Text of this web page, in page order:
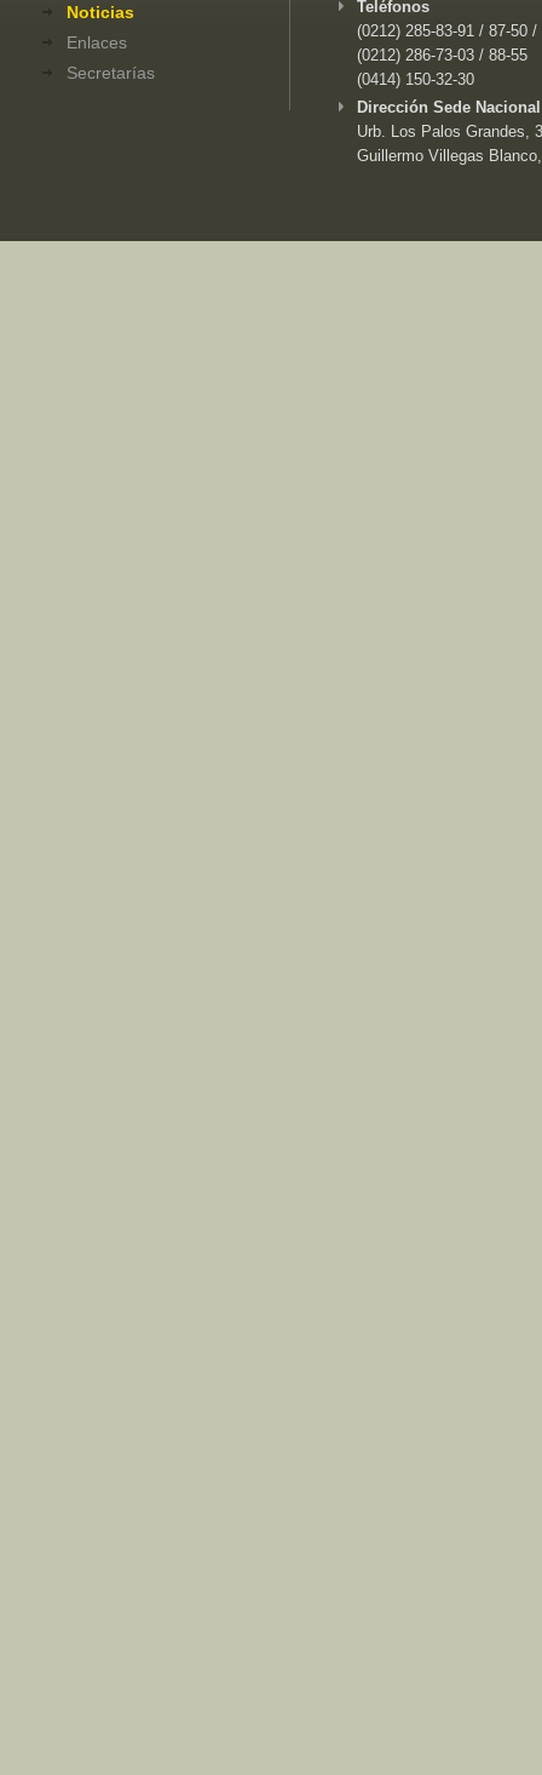
Noticias
Enlaces
Secretarías
Teléfonos
(0212) 285-83-91 / 87-50 /
(0212) 286-73-03 / 88-55
(0414) 150-32-30
Dirección Sede
Urb. Los Palos Grandes,
Guillermo Villegas